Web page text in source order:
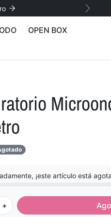
OPEN BOX
¡este artículo está
+